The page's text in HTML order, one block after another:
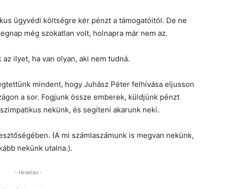
ügyvédi költségre kér pénzt a támogatóitól. De ne
még szokatlan volt, holnapra már nem az.
ilyet, ha van olyan, aki nem tudná.
mindent, hogy Juhász Péter felhívása eljusson
a sor. Fogjunk össze emberek, küldjünk pénzt
nekünk, és segíteni akarunk neki.
(A mi számlaszámunk is megvan nekünk,
nekünk utalna.).
- Hirdetés -